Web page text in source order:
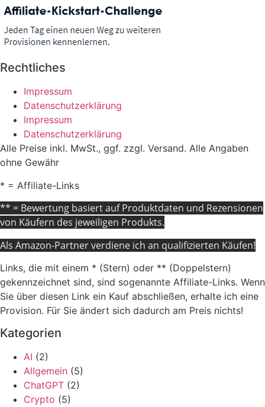
Rechtliches
Impressum
Datenschutzerklärung
Impressum
Datenschutzerklärung
Alle Preise inkl. MwSt., ggf. zzgl. Versand. Alle Angaben
ohne Gewähr
* = Affiliate-Links
** = Bewertung basiert auf Produktdaten und Rezensionen
von Käufern des jeweiligen Produkts.
Als Amazon-Partner verdiene ich an qualifizierten Käufen!
Links, die mit einem * (Stern) oder ** (Doppelstern)
gekennzeichnet sind, sind sogenannte Affiliate-Links. Wenn
Sie über diesen Link ein Kauf abschließen, erhalte ich eine
Provision. Für Sie ändert sich dadurch am Preis nichts!
Kategorien
AI (2)
Allgemein (5)
ChatGPT (2)
Crypto (5)